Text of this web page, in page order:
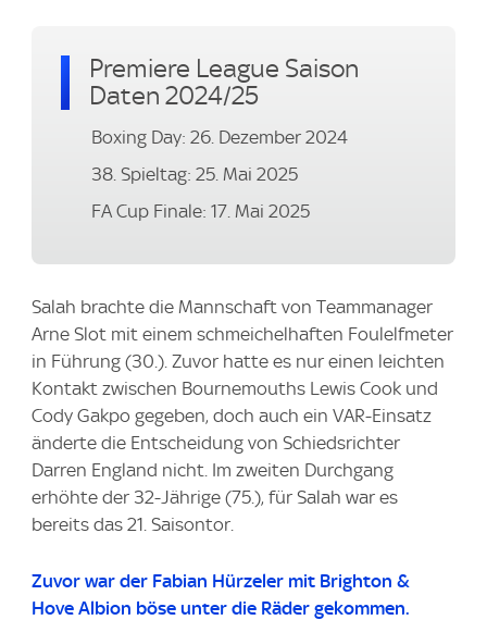
Premiere League Saison
Daten 2024/25
Boxing Day: 26. Dezember 2024
38. Spieltag: 25. Mai 2025
FA Cup Finale: 17. Mai 2025
Salah brachte die Mannschaft von Teammanager
Arne Slot mit einem schmeichelhaften Foulelfmeter
in Führung (30.). Zuvor hatte es nur einen leichten
Kontakt zwischen Bournemouths Lewis Cook und
Cody Gakpo gegeben, doch auch ein VAR-Einsatz
änderte die Entscheidung von Schiedsrichter
Darren England nicht. Im zweiten Durchgang
erhöhte der 32-Jährige (75.), für Salah war es
bereits das 21. Saisontor.
Zuvor war der Fabian Hürzeler mit Brighton &
Hove Albion böse unter die Räder gekommen.